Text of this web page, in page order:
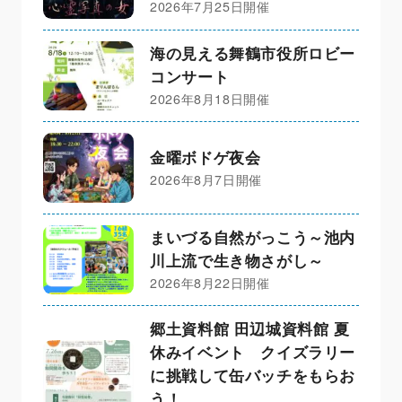
2026年7月25日開催
海の見える舞鶴市役所ロビー
コンサート
2026年8月18日開催
金曜ボドゲ夜会
2026年8月7日開催
まいづる自然がっこう～池内
川上流で生き物さがし～
2026年8月22日開催
郷土資料館 田辺城資料館 夏
休みイベント クイズラリー
に挑戦して缶バッチをもらお